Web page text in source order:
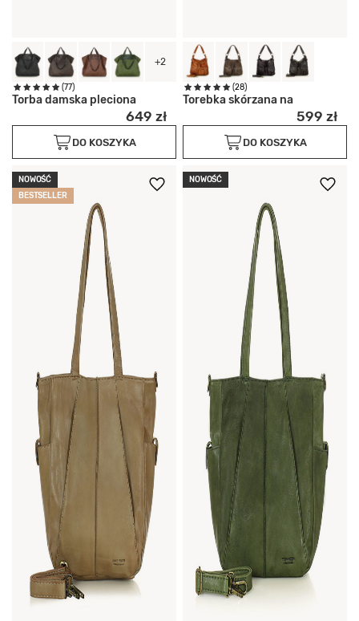
+2
(77)
Torba damska pleciona
649 zł
DO KOSZYKA
(28)
Torebka skórzana na
599 zł
DO KOSZYKA
NOWOŚĆ
BESTSELLER
NOWOŚĆ